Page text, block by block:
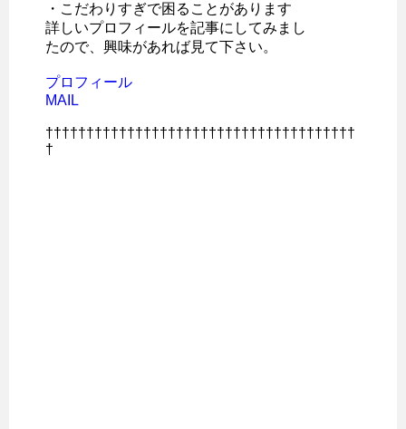
・こだわりすぎで困ることがあります
詳しいプロフィールを記事にしてみまし
たので、興味があれば見て下さい。
プロフィール
MAIL
††††††††††††††††††††††††††††††††††††††
†